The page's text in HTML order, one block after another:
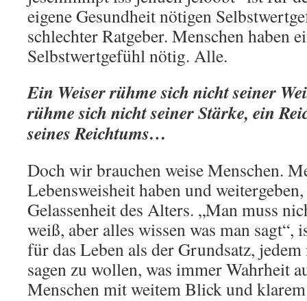
eigene Gesundheit nötigen
schlechter Ratgeber. Menschen haben
Selbstwertgefühl nötig. Alle.
Ein Weiser rühme sich nicht seiner
rühme sich nicht seiner Stärke, ein
seines Reichtums…
Doch wir brauchen weise Menschen.
Lebensweisheit haben und
Gelassenheit des Alters. „Man muss
weiß, aber alles wissen was man
für das Leben als der Grundsatz,
sagen zu wollen, was immer Wahrheit
Menschen mit weitem Blick und